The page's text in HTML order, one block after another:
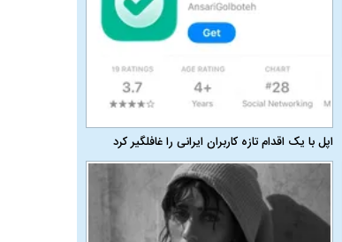
اپل با یک اقدام تازه کاربران ایرانی را غافلگیر کرد